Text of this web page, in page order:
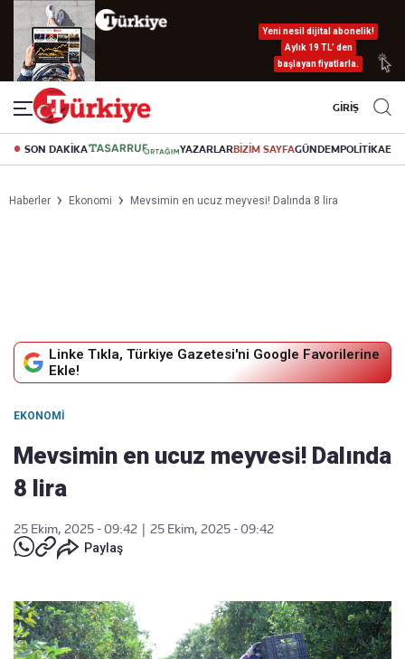
Yeni nesil dijital abonelik!
Aylık 19 TL’ den
başlayan fiyatlarla.
GİRİŞ
SON DAKİKA YAZARLARBİZİM SAYFAGÜNDEMPOLİTİKA
Haberler Ekonomi Mevsimin en ucuz meyvesi! Dalında 8 lira
Linke Tıkla, Türkiye Gazetesi'ni Google Favorilerine
Ekle!
EKONOMI
Mevsimin en ucuz meyvesi! Dalında
8 lira
25 Ekim, 2025 - 09:42
25 Ekim, 2025 - 09:42
Paylaş